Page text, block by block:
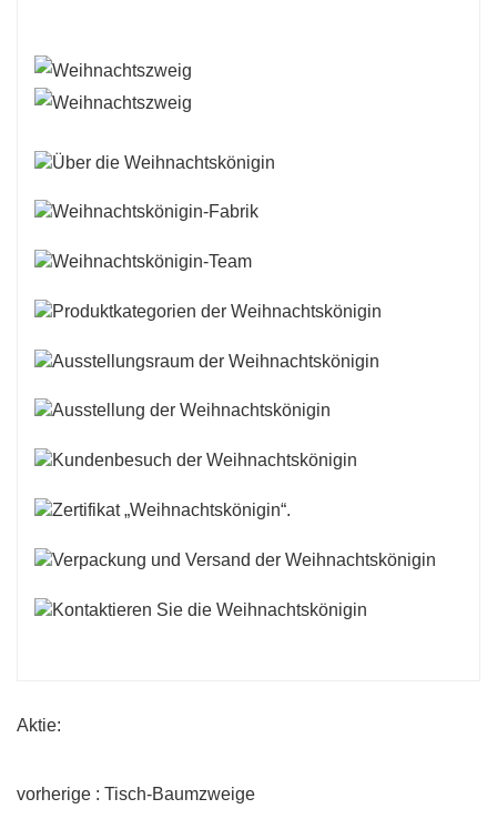
Aktie:
vorherige : Tisch-Baumzweige